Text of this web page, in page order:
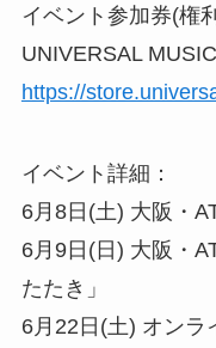
イベント参加券(権
UNIVERSAL
https://
イベント詳細：
6月8日(土) 大阪・
6月9日(日) 大阪・
たたき」
6月22日(土) オンラ